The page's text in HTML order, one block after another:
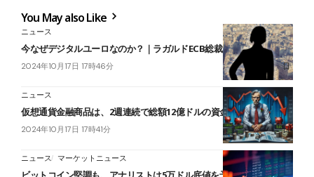
You May also Like
ニュース
今なぜデジタルユーロなのか？｜ラガルドECB総裁ビデオにみる本音
2024年10月17日 17時46分
ニュース
仮想通貨金融商品は、2週連続で総額12億ドルの資金流出
2024年10月17日 17時41分
ニュース マーケットニュース